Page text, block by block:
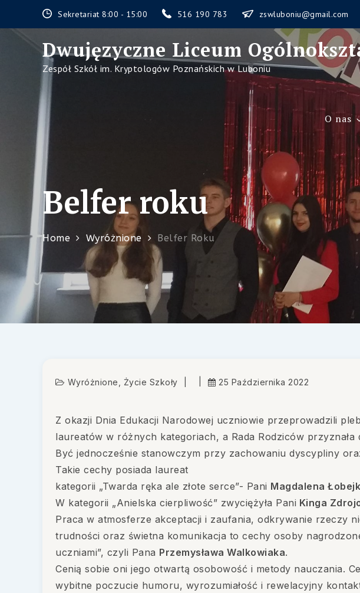
content
Sekretariat 8:00 - 15:00 516 190 783 zswluboniu@gmail.com
Dwujęzyczne Liceum
Zespół Szkół im. Kryptologów Poznańskich w Luboniu
O nas
Belfer roku
Home Wyróżnione Belfer Roku
Wyróżnione Życie Szkoły 25 Października 2022
Z okazji Dnia Edukacji Narodowej uczniowie przeprowadzili
laureatów w różnych kategoriach, a Rada Rodziców przyznała
Być jednocześnie stanowczym przy zachowaniu dyscypliny
Takie cechy posiada laureat
kategorii „Twarda ręka ale złote serce”- Pani Magdalena
W kategorii „Anielska cierpliwość” zwyciężyła Pani Kinga
Praca w atmosferze akceptacji i zaufania, odkrywanie rzeczy
trudności oraz świetna komunikacja to cechy osoby
uczniami”, czyli Pana Przemysława Walkowiaka.
Cenią sobie oni jego otwartą osobowość i metody nauczania.
wybitne poczucie humoru, wyrozumiałość i rewelacyjny